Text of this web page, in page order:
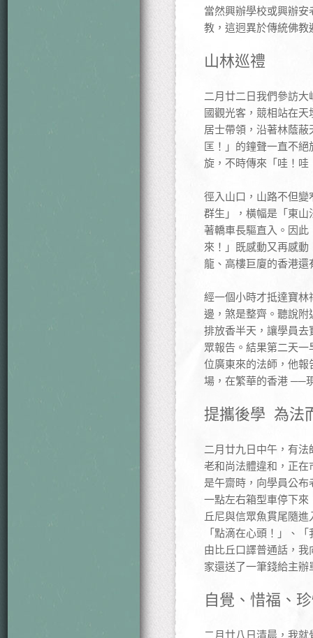
當然興辦學校或興辦
教，這迥異於傳統佛
山林巡禮
二月廿二日我們參訪
國觀光客，競相站在
居士帶領，沿著林蔭
匡！」的鐘聲一直不
旋，不時傳來「哇！哇
徑入山口，山路不但
群生」，橫幅是「東
著轎車長驅直入。因
來！」既感動又再感
龍、高樓巨廈的香港
經一個小時才抵達寶
邊，煞是整齊。聽說
排放香半天，讓學員
眾報告。結果第二天
位廣東來的法師，他
場，在繁華的香港 ──
提攜後學 為法
二月廿九日中午，有
老和尚法體違和，正
是午齋時，向學員公
一點左右箱型車停下
丘尼與信眾魚貫尾隨
「點滴在心頭！」、
由比丘口譯普通話，
家還送了一筆錢給主辦
自覺、惜福、
二月廿八日清晨，我